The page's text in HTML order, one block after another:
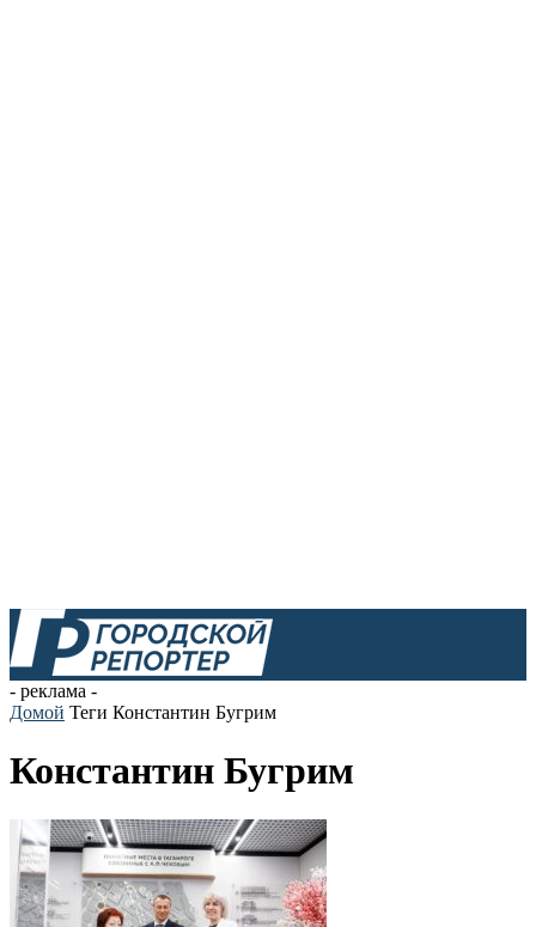
- реклама -
Домой Теги Константин Бугрим
Константин Бугрим